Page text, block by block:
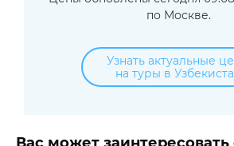
по Москве.
Узнать актуальные
на туры в